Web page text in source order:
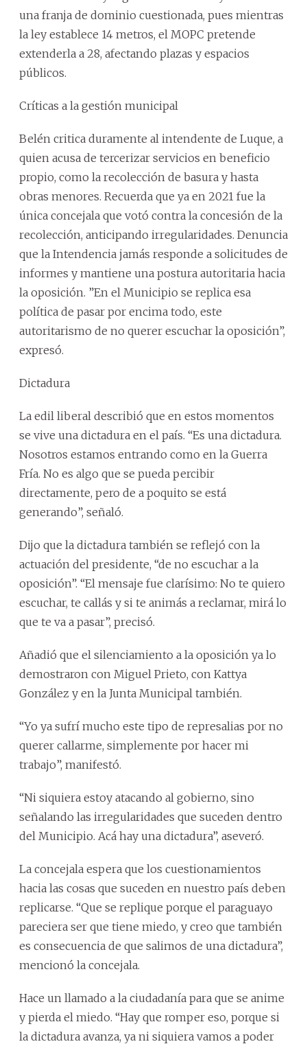
una franja de dominio cuestionada, pues mientras
la ley establece 14 metros, el MOPC pretende
extenderla a 28, afectando plazas y espacios
públicos.
Críticas a la gestión municipal
Belén critica duramente al intendente de Luque, a
quien acusa de tercerizar servicios en beneficio
propio, como la recolección de basura y hasta
obras menores. Recuerda que ya en 2021 fue la
única concejala que votó contra la concesión de la
recolección, anticipando irregularidades. Denuncia
que la Intendencia jamás responde a solicitudes de
informes y mantiene una postura autoritaria hacia
la oposición. ”En el Municipio se replica esa
política de pasar por encima todo, este
autoritarismo de no querer escuchar la oposición”,
expresó.
Dictadura
La edil liberal describió que en estos momentos
se vive una dictadura en el país. “Es una dictadura.
Nosotros estamos entrando como en la Guerra
Fría. No es algo que se pueda percibir
directamente, pero de a poquito se está
generando”, señaló.
Dijo que la dictadura también se reflejó con la
actuación del presidente, “de no escuchar a la
oposición”. “El mensaje fue clarísimo: No te quiero
escuchar, te callás y si te animás a reclamar, mirá lo
que te va a pasar”, precisó.
Añadió que el silenciamiento a la oposición ya lo
demostraron con Miguel Prieto, con Kattya
González y en la Junta Municipal también.
“Yo ya sufrí mucho este tipo de represalias por no
querer callarme, simplemente por hacer mi
trabajo”, manifestó.
“Ni siquiera estoy atacando al gobierno, sino
señalando las irregularidades que suceden dentro
del Municipio. Acá hay una dictadura”, aseveró.
La concejala espera que los cuestionamientos
hacia las cosas que suceden en nuestro país deben
replicarse. “Que se replique porque el paraguayo
pareciera ser que tiene miedo, y creo que también
es consecuencia de que salimos de una dictadura”,
mencionó la concejala.
Hace un llamado a la ciudadanía para que se anime
y pierda el miedo. “Hay que romper eso, porque si
la dictadura avanza, ya ni siquiera vamos a poder